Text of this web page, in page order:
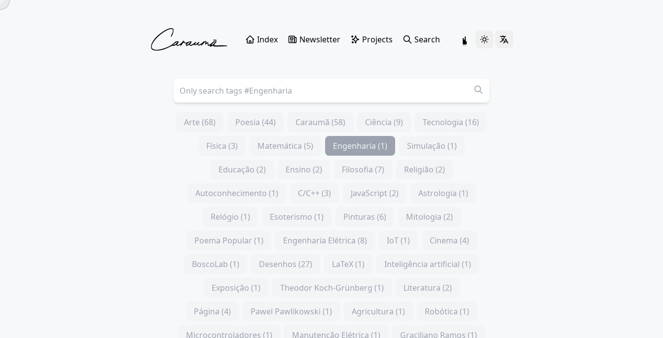
Index Newsletter Projects Search
Arte (68) Poesia (44) Caraumã (58) Ciência (9) Tecnologia (16)
Física (3) Matemática (5) Engenharia (1) Simulação (1)
Educação (2) Ensino (2) Filosofia (7) Religião (2)
Autoconhecimento (1) C/C++ (3) JavaScript (2) Astrologia (1)
Relógio (1) Esoterismo (1) Pinturas (6) Mitologia (2)
Poema Popular (1) Engenharia Elétrica (8) IoT (1) Cinema (4)
BoscoLab (1) Desenhos (27) LaTeX (1) Inteligência artificial (1)
Exposição (1) Theodor Koch-Grünberg (1) Literatura (2)
Página (4) Pawel Pawlikowski (1) Agricultura (1) Robótica (1)
Microcontroladores (1) Manutenção Elétrica (1) Graciliano Ramos (1)